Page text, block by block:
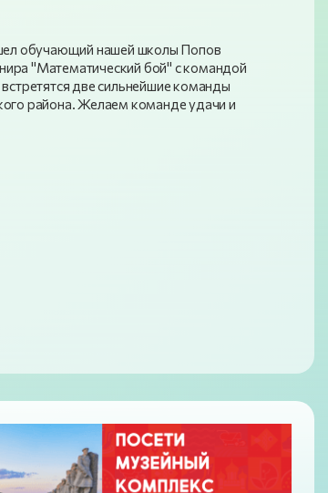
обучающий нашей школы Попов
"Математический бой" с командой
две сильнейшие команды
района. Желаем команде удачи и